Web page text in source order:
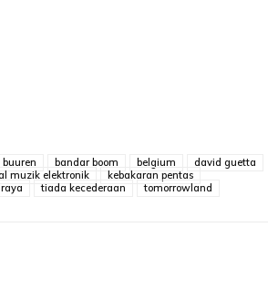
bandar boom belgium
david guetta
muzik elektronik
kebakaran pentas
tiada kecederaan tomorrowland